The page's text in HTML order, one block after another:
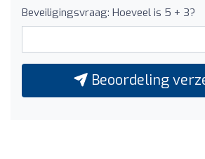
Beveiligingsvraag: Hoeveel is 5 + 3?
Beoordeling